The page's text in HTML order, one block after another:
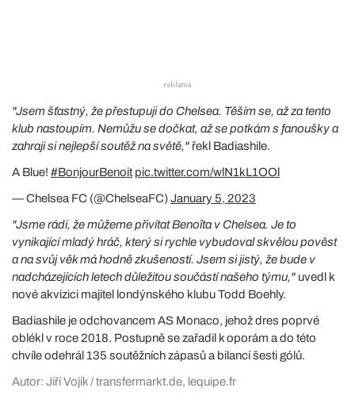
"Jsem šťastný, že přestupuji do Chelsea. Těším se, až za tento
klub nastoupím. Nemůžu se dočkat, až se potkám s fanoušky a
zahraji si nejlepší soutěž na světě," řekl Badiashile.
A Blue! #BonjourBenoit pic.twitter.com/wlN1kL1OOl
— Chelsea FC (@ChelseaFC)January 5, 2023
"Jsme rádi, že můžeme přivítat Benoîta v Chelsea. Je to
vynikající mladý hráč, který si rychle vybudoval skvělou pověst
a na svůj věk má hodně zkušeností. Jsem si jistý, že bude v
nadcházejících letech důležitou součástí našeho týmu," uvedl k
nové akvizici majitel londýnského klubu Todd Boehly.
Badiashile je odchovancem AS Monaco, jehož dres poprvé
oblékl v roce 2018. Postupně se zařadil k oporám a do této
chvíle odehrál 135 soutěžních zápasů a bilancí šesti gólů.
Autor: Jiří Vojík / transfermarkt.de, lequipe.fr